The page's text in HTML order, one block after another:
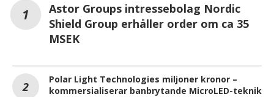
Astor Groups intressebolag Nordic
Shield Group erhåller order om ca 35
MSEK
Polar Light Technologies miljoner kronor –
kommersialiserar banbrytande MicroLED-teknik